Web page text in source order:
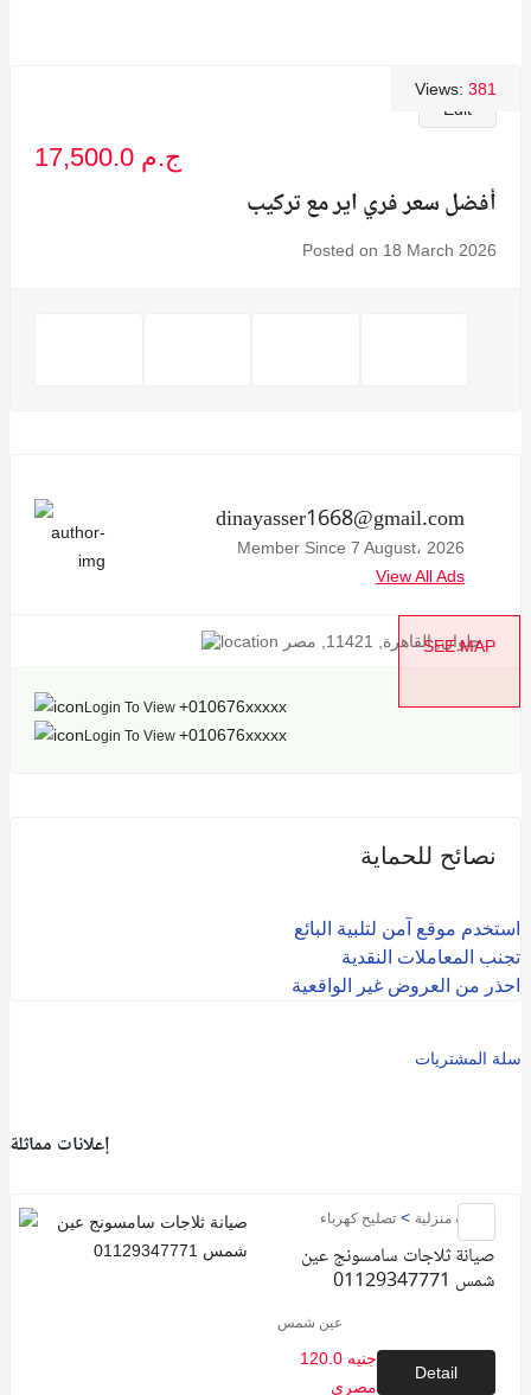
Edit
Views: 381
17,500.0 ج.م
أفضل سعر فري اير مع تركيب
Posted on 18 March 2026
dinayasser1668@gmail.com
Member Since 7 August، 2026
View All Ads
SEE MAP
حلوان, القاهرة, 11421, مصر...
Login To View +010676xxxxx
Login To View +010676xxxxx
نصائح للحماية
استخدم موقع آمن لتلبية البائع
تجنب المعاملات النقدية
احذر من العروض غير الواقعية
سلة المشتريات
إعلانات مماثلة
خدمات منزلية > تصليح كهرباء
صيانة ثلاجات سامسونج عين
شمس 01129347771
عين شمس
120.0 جنيه
مصري
Detail